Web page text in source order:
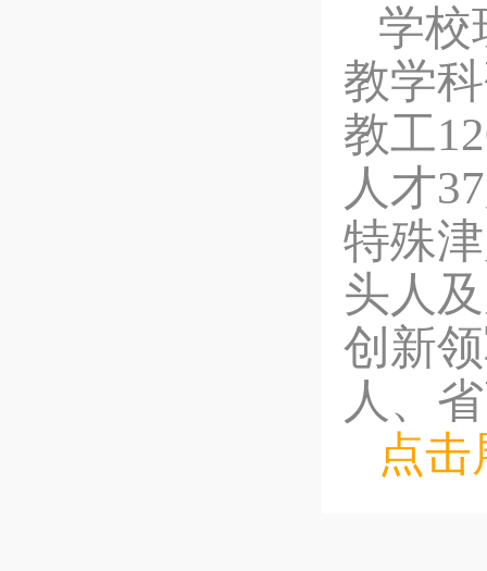
学校
教学
教工
人才
特殊
头人
创新
人、
点击